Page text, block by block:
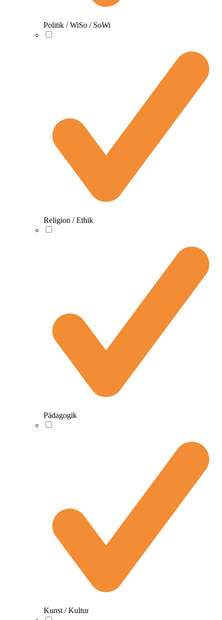
Politik / WiSo / SoWi
Religion / Ethik
Pädagogik
Kunst / Kultur